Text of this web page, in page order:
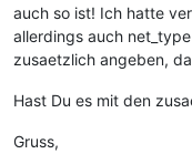
auch so ist! Ich hatte
allerdings auch
zusaetzlich angeben,
Hast Du es mit den
Gruss,